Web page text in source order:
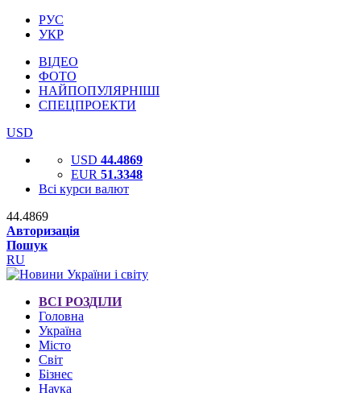
РУС
УКР
ВІДЕО
ФОТО
НАЙПОПУЛЯРНІШІ
СПЕЦПРОЕКТИ
USD
USD 44.4869
EUR 51.3348
Всі курси валют
44.4869
Авторизація
Пошук
RU
ВСІ РОЗДІЛИ
Головна
Україна
Місто
Світ
Бізнес
Наука